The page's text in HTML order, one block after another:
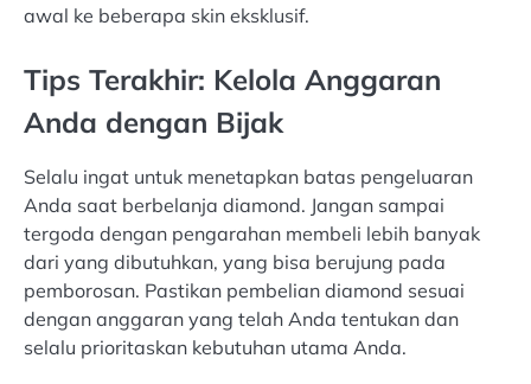
awal ke beberapa skin eksklusif.
Tips Terakhir: Kelola Anggaran
Anda dengan Bijak
Selalu ingat untuk menetapkan batas pengeluaran
Anda saat berbelanja diamond. Jangan sampai
tergoda dengan pengarahan membeli lebih banyak
dari yang dibutuhkan, yang bisa berujung pada
pemborosan. Pastikan pembelian diamond sesuai
dengan anggaran yang telah Anda tentukan dan
selalu prioritaskan kebutuhan utama Anda.